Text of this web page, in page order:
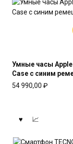
Умные часы Apple
Case с синим
54 990,00 ₽